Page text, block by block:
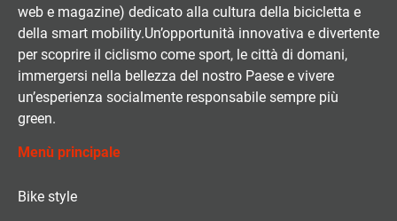
web e magazine) dedicato alla cultura della bicicletta e
della smart mobility.Un’opportunità innovativa e divertente
per scoprire il ciclismo come sport, le città di domani,
immergersi nella bellezza del nostro Paese e vivere
un’esperienza socialmente responsabile sempre più
green.
Menù principale
Bike style